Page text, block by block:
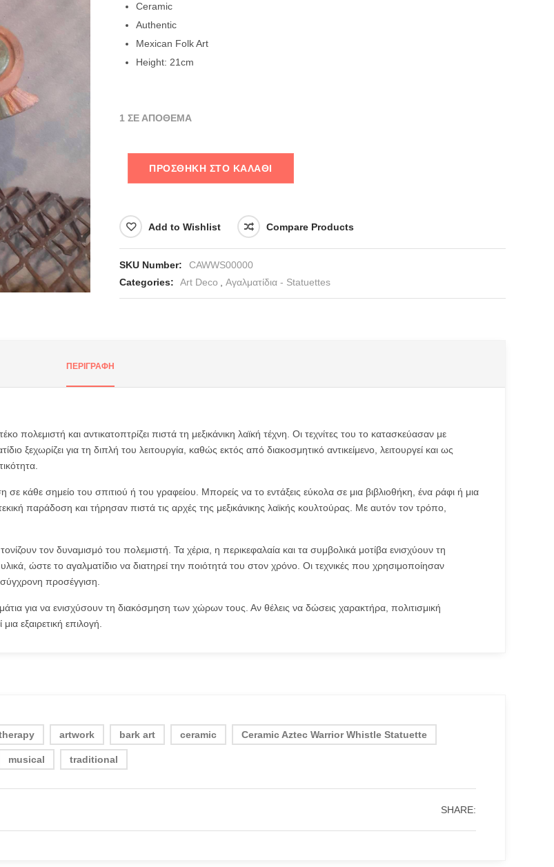
Ceramic
Authentic
Mexican Folk Art
Height: 21cm
1 ΣΕ ΑΠΌΘΕΜΑ
ΠΡΟΣΘΉΚΗ ΣΤΟ ΚΑΛΆΘΙ
Add to Wishlist Compare Products
SKU Number:
CAWWS00000
Categories:
Art Deco Αγαλματίδια - Statuettes
ΠΕΡΙΓΡΑΦΉ
πολεμιστή και αντικατοπτρίζει πιστά τη μεξικάνικη λαϊκή τέχνη. Οι τεχνίτες του το κατασκεύασαν με
για τη διπλή του λειτουργία, καθώς εκτός από διακοσμητικό αντικείμενο, λειτουργεί και ως
κάθε σημείο του σπιτιού ή του γραφείου. Μπορείς να το εντάξεις εύκολα σε μια βιβλιοθήκη, ένα ράφι ή μια
παράδοση και τήρησαν πιστά τις αρχές της μεξικάνικης λαϊκής κουλτούρας. Με αυτόν τον τρόπο,
τον δυναμισμό του πολεμιστή. Τα χέρια, η περικεφαλαία και τα συμβολικά μοτίβα ενισχύουν τη
ώστε το αγαλματίδιο να διατηρεί την ποιότητά του στον χρόνο. Οι τεχνικές που χρησιμοποίησαν
προσέγγιση.
για να ενισχύσουν τη διακόσμηση των χώρων τους. Αν θέλεις να δώσεις χαρακτήρα, πολιτισμική
εξαιρετική επιλογή.
artwork bark art ceramic Ceramic Aztec Warrior Whistle Statuette
musical traditional
SHARE: